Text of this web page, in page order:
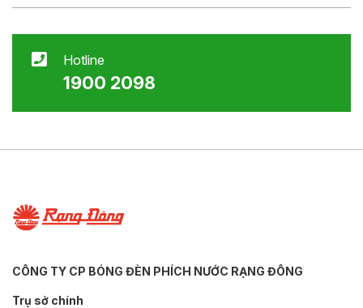
Hotline
1900 2098
CÔNG TY CP BÓNG ĐÈN PHÍCH NƯỚC RẠNG ĐÔNG
Trụ sở chính